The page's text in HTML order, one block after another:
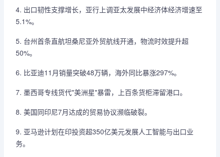
4. 出口韧性支撑增长，亚行上调亚太发展中经济体经济增速至
5.1%。
5. 台州首条直航坦桑尼亚外贸航线开通，物流时效提升超
50%。
6. 比亚迪11月销量突破48万辆，海外同比暴涨297%。
7. 墨西哥专线货代"美洲星"暴雷，上百条货柜滞留港口。
8. 美国同印尼7月达成的贸易协议濒临破裂。
9. 亚马逊计划在印投资超350亿美元发展人工智能与出口业
务。